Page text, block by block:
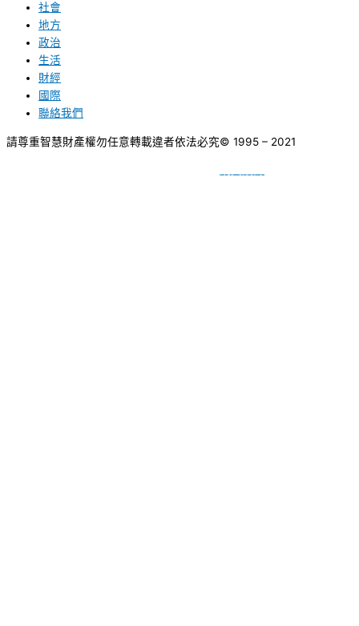
社會
地方
政治
生活
財經
國際
聯絡我們
請尊重智慧財產權勿任意轉載違者依法必究© 1995 – 2021